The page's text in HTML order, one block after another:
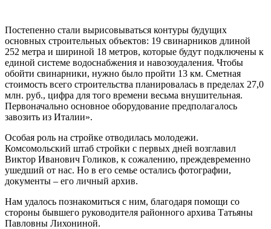
Постепенно стали вырисовываться контуры будущих
основных строительных объектов: 19 свинарников длиной
252 метра и шириной 18 метров, которые будут подключены к
единой системе водоснабжения и навозоудаления. Чтобы
обойти свинарники, нужно было пройти 13 км. Сметная
стоимость всего строительства планировалась в пределах 27,0
млн. руб., цифра для того времени весьма внушительная.
Первоначально основное оборудование предполагалось
завозить из Италии».
Особая роль на стройке отводилась молодежи.
Комсомольский штаб стройки с первых дней возглавил
Виктор Иванович Голиков, к сожалению, преждевременно
ушедший от нас. Но в его семье остались фотографии,
документы – его личный архив.
Нам удалось познакомиться с ним, благодаря помощи со
стороны бывшего руководителя районного архива Татьяны
Павловны Лихониной.